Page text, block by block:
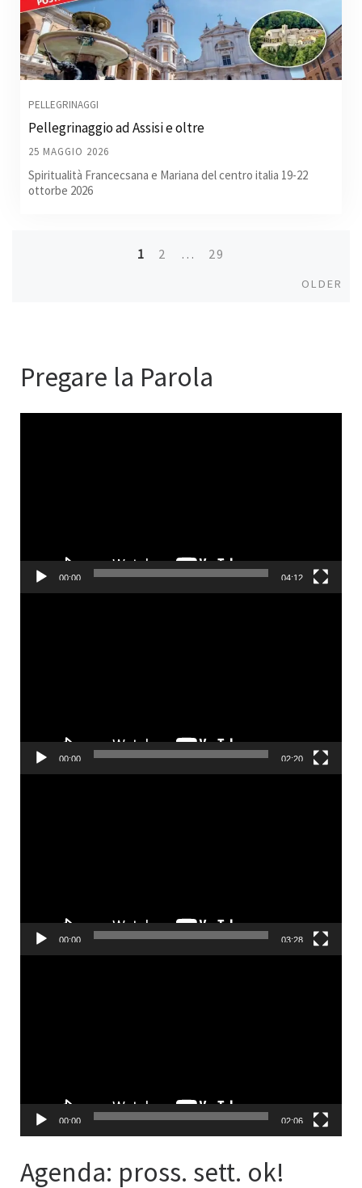
PELLEGRINAGGI
Pellegrinaggio ad Assisi e oltre
25 MAGGIO 2026
Spiritualità Francecsana e Mariana del centro italia 19-22
ottorbe 2026
1 2 …
29
OLDER
Pregare la Parola
00:00 04:12
00:00 02:20
00:00 03:28
00:00 02:06
Agenda: pross. sett. ok!